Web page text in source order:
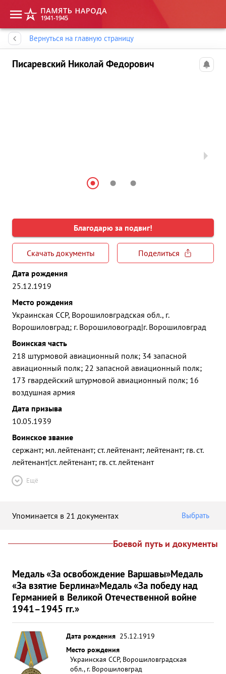
Вернуться на главную страницу
Писаревский Николай Федорович
Благодарю за подвиг!
Скачать документы
Поделиться
Дата рождения
25.12.1919
Место рождения
Украинская ССР, Ворошиловградская обл., г.
Ворошиловград; г. Ворошиловоград|г. Ворошиловград
Воинская часть
218 штурмовой авиационный полк; 34 запасной
авиационный полк; 22 запасной авиационный полк;
173 гвардейский штурмовой авиационный полк; 16
воздушная армия
Дата призыва
10.05.1939
Воинское звание
сержант; мл. лейтенант; ст. лейтенант; лейтенант; гв. ст.
лейтенант|ст. лейтенант; гв. ст. лейтенант
Ещё
Упоминается в 21 документах Выбрать
Боевой путь и документы
Медаль «За освобождение Варшавы»Медаль
«За взятие Берлина»Медаль «За победу над
Германией в Великой Отечественной войне
1941–1945 гг.»
Дата рождения 25.12.1919
Место рождения
Украинская ССР, Ворошиловградская
обл., г. Ворошиловград
Память народа